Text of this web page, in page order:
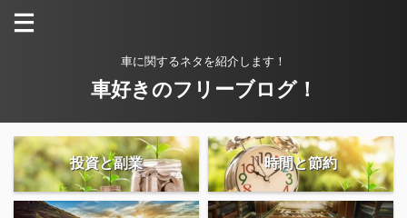
車に関するネタを紹介します！
車好きのフリーブログ！
投資と副業 時間と節約